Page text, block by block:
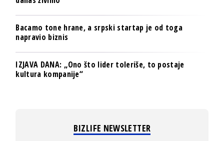
Bacamo tone hrane, a srpski startap je od toga
napravio biznis
IZJAVA DANA: „Ono što lider toleriše, to postaje
kultura kompanije“
BIZLIFE NEWSLETTER